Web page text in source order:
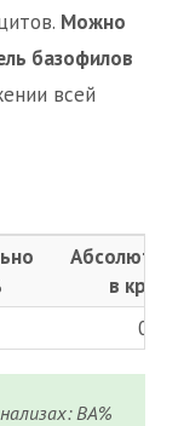
Можно
базофилов
всей
в
ВА%